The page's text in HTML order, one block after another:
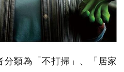
分類為「不打掃」、「居家